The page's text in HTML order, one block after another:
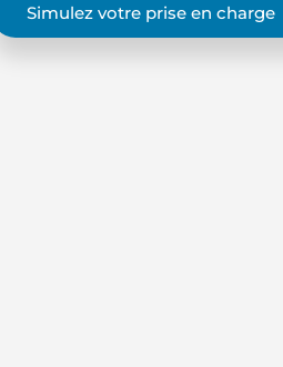
Simulez votre prise en charge